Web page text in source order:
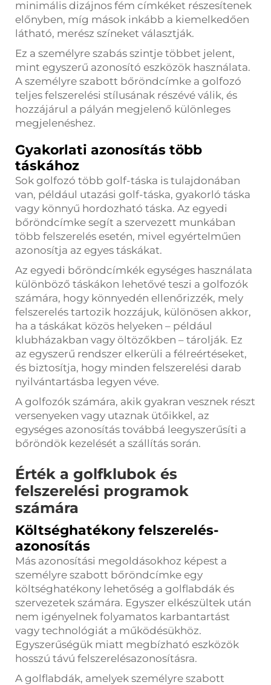
minimális dizájnos fém címkéket részesítenek
előnyben, míg mások inkább a kiemelkedően
látható, merész színeket választják.
Ez a személyre szabás szintje többet jelent,
mint egyszerű azonosító eszközök használata.
A személyre szabott bőröndcímke a golfozó
teljes felszerelési stílusának részévé válik, és
hozzájárul a pályán megjelenő különleges
megjelenéshez.
Gyakorlati azonosítás több
táskához
Sok golfozó több golf-táska is tulajdonában
van, például utazási golf-táska, gyakorló táska
vagy könnyű hordozható táska. Az egyedi
bőröndcímke segít a szervezett munkában
több felszerelés esetén, mivel egyértelműen
azonosítja az egyes táskákat.
Az egyedi bőröndcímkék egységes használata
különböző táskákon lehetővé teszi a golfozók
számára, hogy könnyedén ellenőrizzék, mely
felszerelés tartozik hozzájuk, különösen akkor,
ha a táskákat közös helyeken – például
klubházakban vagy öltözőkben – tárolják. Ez
az egyszerű rendszer elkerüli a félreértéseket,
és biztosítja, hogy minden felszerelési darab
nyilvántartásba legyen véve.
A golfozók számára, akik gyakran vesznek részt
versenyeken vagy utaznak ütőikkel, az
egységes azonosítás továbbá leegyszerűsíti a
bőröndök kezelését a szállítás során.
Érték a golfklubok és
felszerelési programok
számára
Költséghatékony felszerelés-
azonosítás
Más azonosítási megoldásokhoz képest a
személyre szabott bőröndcímke egy
költséghatékony lehetőség a golflabdák és
szervezetek számára. Egyszer elkészültek után
nem igényelnek folyamatos karbantartást
vagy technológiát a működésükhöz.
Egyszerűségük miatt megbízható eszközök
hosszú távú felszerelésazonosításra.
A golflabdák, amelyek személyre szabott